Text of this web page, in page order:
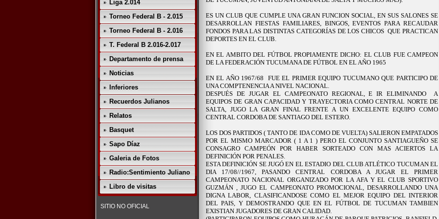
Liga 2.014
Torneo Federal B - 2.015
Torneo Federal B - 2.016
T. Federal B 2.016-2.017
Departamento de prensa
Noticias
Inferiores
Recuerdos Julianos
Relatos
Basquet
Sapo Díaz
Galeria de Fotos
Radio:Sentimiento Juliano
Libro de visitas
SITIO NO OFICIAL
ES UN CLUB QUE CUMPLE UNA GRAN FUNCION SOCIAL, EN SUS SALONES SE
DESARROLLAN FIESTAS FAMILIARES, BINGOS, EVENTOS PARA RECAUDAR
FONDOS PARA LAS DISTINTAS CATEGORÍAS DE LOS CHICOS QUE PRACTICAN
DEPORTES EN EL CLUB.
EN EL AMBITO DEL FÚTBOL PROPIAMENTE DICHO: EL CLUB FUE CAMPEON
DE LA FEDERACIÓN TUCUMANA DE FÚTBOL EN EL AÑO 1965
EN EL AÑO 1967/68 FUE EL PRIMER EQUIPO TUCUMANO QUE PARTICIPO DE
UNA COMPTENENCIA A NIVEL NACIONAL.
DESPUÉS DE JUGAR EL CAMPEONATO REGIONAL, E IR ELIMINANDO A
EQUIPOS DE GRAN CAPACIDAD Y TRAYECTORIA COMO CENTRAL NORTE DE
SALTA, JUGO LA GRAN FINAL FRENTE A UN EXCELENTE EQUIPO COMO
CENTRAL CORDOBA DE SANTIAGO DEL ESTERO.
LOS DOS PARTIDOS ( TANTO DE IDA COMO DE VUELTA) SALIERON EMPATADOS
POR EL MISMO MARCADOR ( 1 A 1 ) PERO EL CONJUNTO SANTIAGUEÑO SE
CONSAGRO CAMPEÓN POR HABER SORTEADO CON MAS ACIERTOS LA
DEFINICIÓN POR PENALES.
ESTA DEFINICIÓN SE JUGÓ EN EL ESTADIO DEL CLUB ATLÉTICO TUCUMAN EL
DIA 17/08//1967, PASANDO CENTRAL CORDOBA A JUGAR EL PRIMER
CAMPEONATO NACIONAL ORGANIZADO POR LA AFA Y EL CLUB SPORTIVO
GUZMÁN , JUGO EL CAMPEONATO PROMOCIONAL, DESARROLLANDO UNA
DIGNA LABOR, CLASIFICANDOSE COMO EL MEJOR EQUIPO DEL INTERIOR
DEL PAIS, Y DEMOSTRANDO QUE EN EL FÚTBOL DE TUCUMAN TAMBIEN
EXISTIAN JUGADORES DE GRAN CALIDAD.